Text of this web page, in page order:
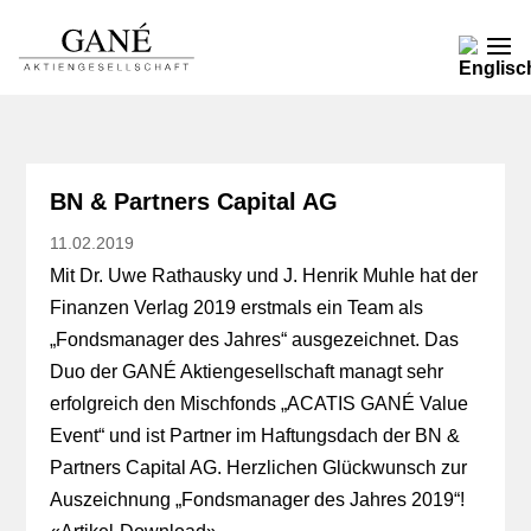
BN & Partners Capital AG
11.02.2019
Mit Dr. Uwe Rathausky und J. Henrik Muhle hat der
Finanzen Verlag 2019 erstmals ein Team als
„Fondsmanager des Jahres“ ausgezeichnet. Das
Duo der GANÉ Aktiengesellschaft managt sehr
erfolgreich den Mischfonds „ACATIS GANÉ Value
Event“ und ist Partner im Haftungsdach der BN &
Partners Capital AG. Herzlichen Glückwunsch zur
Auszeichnung „Fondsmanager des Jahres 2019“!